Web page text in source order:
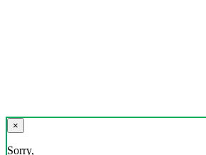
×
Sorry,